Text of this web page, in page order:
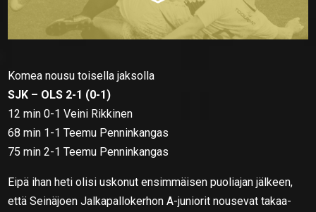
Komea nousu toisella jaksolla
SJK – OLS 2-1 (0-1)
12 min 0-1 Veini Rikkinen
68 min 1-1 Teemu Penninkangas
75 min 2-1 Teemu Penninkangas
Eipä ihan heti olisi uskonut ensimmäisen puoliajan jälkeen,
että Seinäjoen Jalkapallokerhon A-juniorit nousevat takaa-